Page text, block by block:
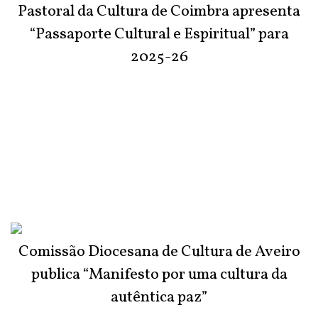
Pastoral da Cultura de Coimbra apresenta
“Passaporte Cultural e Espiritual” para
2025-26
Comissão Diocesana de Cultura de Aveiro
publica “Manifesto por uma cultura da
autêntica paz”